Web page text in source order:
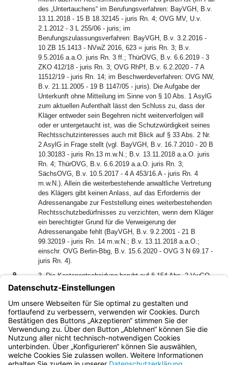
des „Untertauchens“ im Berufungsverfahren: BayVGH, B.v.
13.11.2018 - 15 B 18.32145 - juris Rn. 4; OVG MV, U.v.
2.1.2012 - 3 L 255/06 - juris; im
Berufungszulassungsverfahren: BayVGH, B.v. 3.2.2016 -
10 ZB 15.1413 - NVwZ 2016, 623 = juris Rn. 3; B.v.
9.5.2016 a.a.O. juris Rn. 3 ff.; ThürOVG, B.v. 6.6.2019 - 3
ZKO 412/18 - juris Rn. 3; OVG RhPf, B.v. 6.2.2020 - 7 A
11512/19 - juris Rn. 14; im Beschwerdeverfahren: OVG NW,
B.v. 21.11.2005 - 19 B 1147/05 - juris). Die Aufgabe der
Unterkunft ohne Mitteilung im Sinne von § 10 Abs. 1 AsylG
zum aktuellen Aufenthalt lässt den Schluss zu, dass der
Kläger entweder sein Begehren nicht weiterverfolgen will
oder er untergetaucht ist, was die Schutzwürdigkeit seines
Rechtsschutzinteresses auch mit Blick auf § 33 Abs. 2 Nr.
2 AsylG in Frage stellt (vgl. BayVGH, B.v. 16.7.2010 - 20 B
10.30183 - juris Rn.13 m.w.N.; B.v. 13.11.2018 a.a.O. juris
Rn. 4; ThürOVG, B.v. 6.6.2019 a.a.O. juris Rn. 3;
SächsOVG, B.v. 10.5.2017 - 4 A 453/16.A - juris Rn. 4
m.w.N.). Allein die weiterbestehende anwaltliche Vertretung
des Klägers gibt keinen Anlass, auf das Erfordernis der
Adressenangabe zur Feststellung eines weiterbestehenden
Rechtsschutzbedürfnisses zu verzichten, wenn dem Kläger
ein berechtigter Grund für die Verweigerung der
Adressenangabe fehlt (BayVGH, B.v. 9.2.2001 - 21 B
99.32019 - juris Rn. 14 m.w.N.; B.v. 13.11.2018 a.a.O.;
einschr. OVG Berlin-Bbg, B.v. 15.6.2020 - OVG 3 N 69.17 -
juris Rn. 4).
9
3. Die Kostenentscheidung beruht auf § 154 Abs. 2 VwGO.
Gerichtskosten werden nicht erhoben (§ 83b AsylG). Mit der
Ablehnung des Zulassungsantrags wird das Urteil des
Verwaltungsgerichts rechtskräftig (§ 78 Abs. 5 Satz 2
AsylG).
Bayern.de
BayernPortal